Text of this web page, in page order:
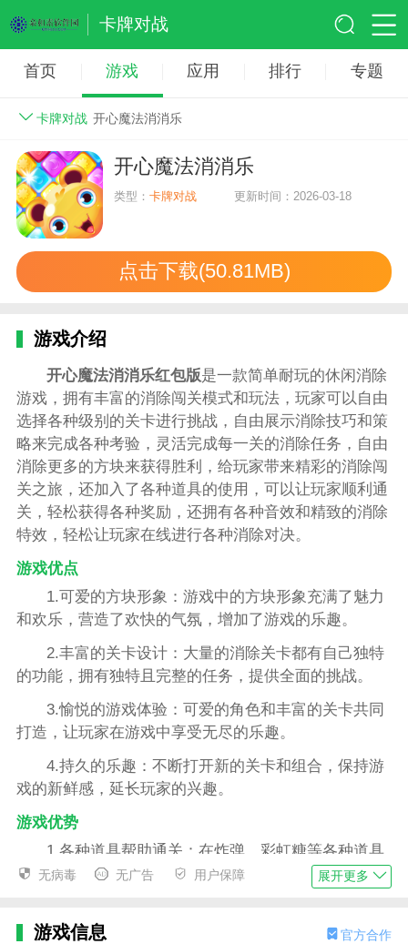
卡牌对战
首页 游戏 应用 排行 专题
卡牌对战 开心魔法消消乐
开心魔法消消乐
类型：卡牌对战 更新时间：2026-03-18
点击下载(50.81MB)
游戏介绍
开心魔法消消乐红包版是一款简单耐玩的休闲消除
游戏，拥有丰富的消除闯关模式和玩法，玩家可以自由
选择各种级别的关卡进行挑战，自由展示消除技巧和策
略来完成各种考验，灵活完成每一关的消除任务，自由
消除更多的方块来获得胜利，给玩家带来精彩的消除闯
关之旅，还加入了各种道具的使用，可以让玩家顺利通
关，轻松获得各种奖励，还拥有各种音效和精致的消除
特效，轻松让玩家在线进行各种消除对决。
游戏优点
1.可爱的方块形象：游戏中的方块形象充满了魅力
和欢乐，营造了欢快的气氛，增加了游戏的乐趣。
2.丰富的关卡设计：大量的消除关卡都有自己独特
的功能，拥有独特且完整的任务，提供全面的挑战。
3.愉悦的游戏体验：可爱的角色和丰富的关卡共同
打造，让玩家在游戏中享受无尽的乐趣。
4.持久的乐趣：不断打开新的关卡和组合，保持游
戏的新鲜感，延长玩家的兴趣。
游戏优势
1.各种道具帮助通关：在炸弹、彩虹糖等各种道具
的帮助下，你可以轻松克服困难，顺利通关。
操作，享受游戏，没有任何门槛。
无病毒 无广告 用户保障 展开更多
游戏信息 官方合作